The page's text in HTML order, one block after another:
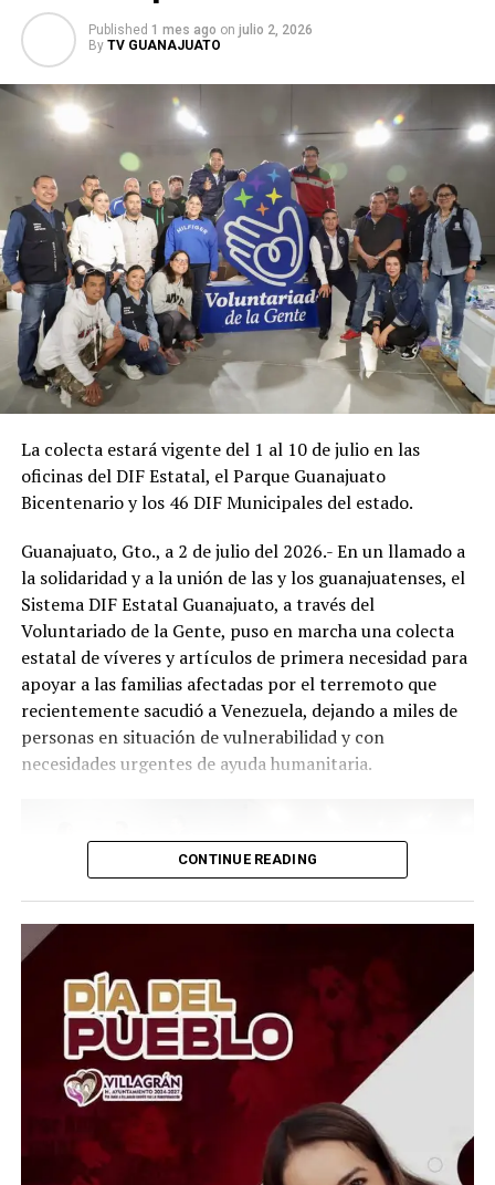
Published 1 mes ago on julio 2, 2026
By TV GUANAJUATO
La colecta estará vigente del 1 al 10 de julio en las
oficinas del DIF Estatal, el Parque Guanajuato
Bicentenario y los 46 DIF Municipales del estado.
Guanajuato, Gto., a 2 de julio del 2026.- En un llamado a
la solidaridad y a la unión de las y los guanajuatenses, el
Sistema DIF Estatal Guanajuato, a través del
Voluntariado de la Gente, puso en marcha una colecta
estatal de víveres y artículos de primera necesidad para
apoyar a las familias afectadas por el terremoto que
recientemente sacudió a Venezuela, dejando a miles de
personas en situación de vulnerabilidad y con
necesidades urgentes de ayuda humanitaria.
El Presidente del Consejo Consultivo del Sistema DIF
Estatal Guanajuato, Juan Carlos Montesinos Carranza,
señaló que esta iniciativa busca brindar apoyo solidario y
oportuno a quienes atraviesan momentos difíciles, por
lo que convocó a la ciudadanía, al sector empresarial,
asociaciones civiles, grupos voluntarios y sociedad en
general, a sumarse a esta causa mediante la donación de
insumos esenciales.
CONTINUE READING